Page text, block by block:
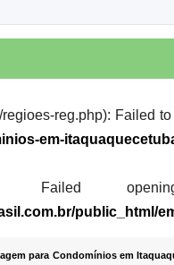
reg.php): Failed
em-
opening
public_html/
para Condomínios em